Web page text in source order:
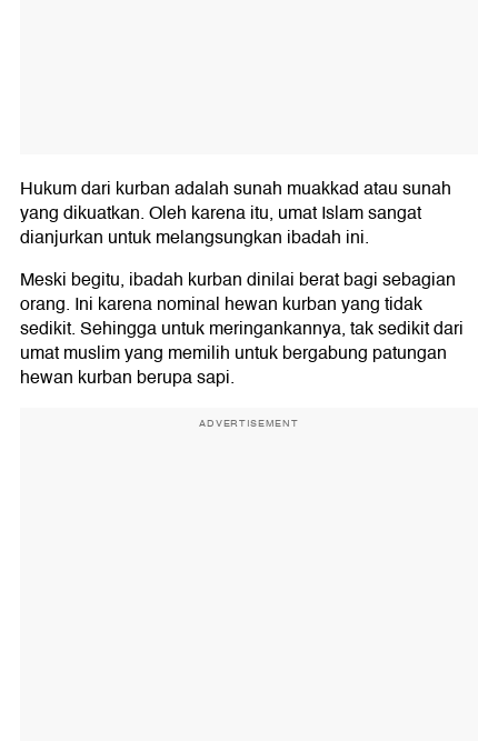
Hukum dari kurban adalah sunah muakkad atau sunah
yang dikuatkan. Oleh karena itu, umat Islam sangat
dianjurkan untuk melangsungkan ibadah ini.
Meski begitu, ibadah kurban dinilai berat bagi sebagian
orang. Ini karena nominal hewan kurban yang tidak
sedikit. Sehingga untuk meringankannya, tak sedikit dari
umat muslim yang memilih untuk bergabung patungan
hewan kurban berupa sapi.
ADVERTISEMENT